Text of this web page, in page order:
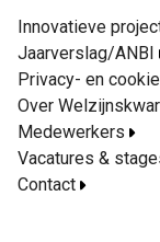
Innovatieve
Jaarverslag/ANBI
Privacy- en
Over
Medewerkers
Vacatures &
Contact